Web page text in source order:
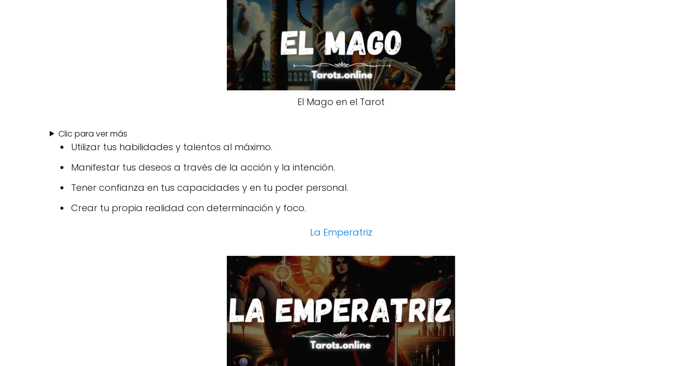
El Mago en el Tarot
Clic para ver más
Utilizar tus habilidades y talentos al máximo.
Manifestar tus deseos a través de la acción y la intención.
Tener confianza en tus capacidades y en tu poder personal.
Crear tu propia realidad con determinación y foco.
La Emperatriz